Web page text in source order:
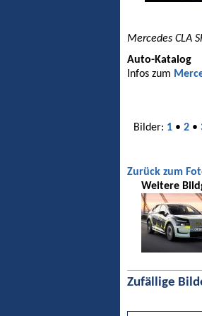
Mercedes CLA
Auto-Katalog
Infos zum
Bilder: 1 • 2 •
Zurück zum
Weitere
Zufällige